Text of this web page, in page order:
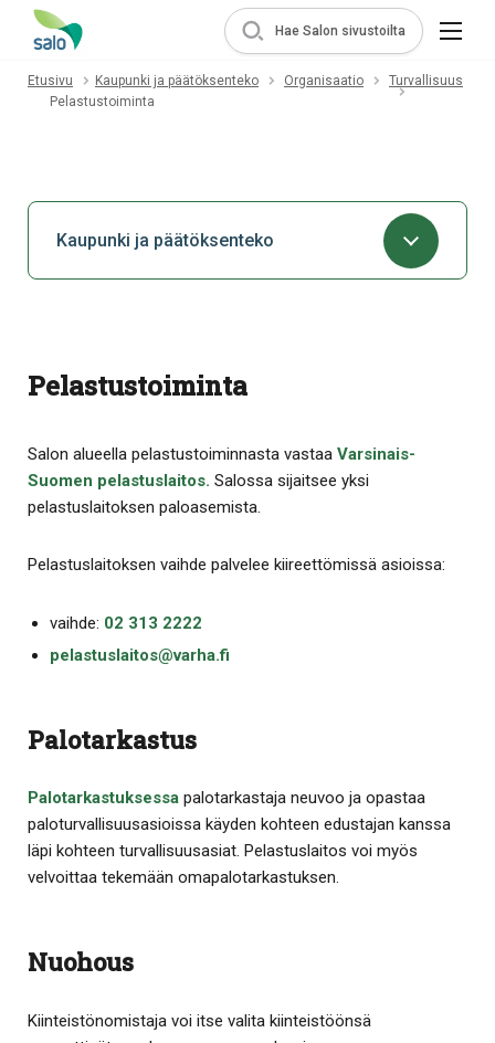
Hae Salon sivustoilta
Etusivu Kaupunki ja päätöksenteko Organisaatio
Turvallisuus
Pelastustoiminta
Kaupunki ja päätöksenteko
Pelastustoiminta
Salon alueella pelastustoiminnasta vastaa Varsinais-
Suomen pelastuslaitos. Salossa sijaitsee yksi
pelastuslaitoksen paloasemista.
Pelastuslaitoksen vaihde palvelee kiireettömissä asioissa:
vaihde: 02 313 2222
pelastuslaitos@varha.fi
Palotarkastus
Palotarkastuksessa palotarkastaja neuvoo ja opastaa
paloturvallisuusasioissa käyden kohteen edustajan kanssa
läpi kohteen turvallisuusasiat. Pelastuslaitos voi myös
velvoittaa tekemään omapalotarkastuksen.
Nuohous
Kiinteistönomistaja voi itse valita kiinteistöönsä